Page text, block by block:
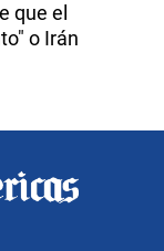
que el
o Irán